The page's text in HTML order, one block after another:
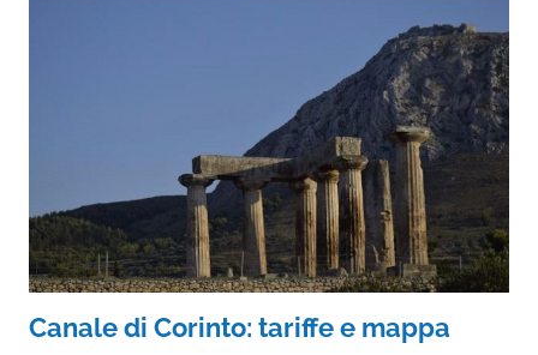
Canale di Corinto: tariffe e mappa